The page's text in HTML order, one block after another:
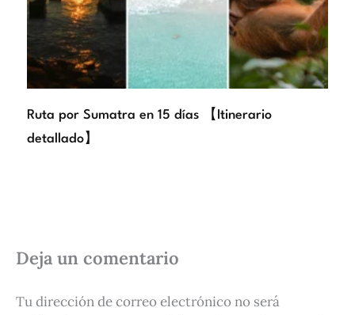
Ruta por Sumatra en 15 días 【Itinerario
detallado】
Deja un comentario
Tu dirección de correo electrónico no será